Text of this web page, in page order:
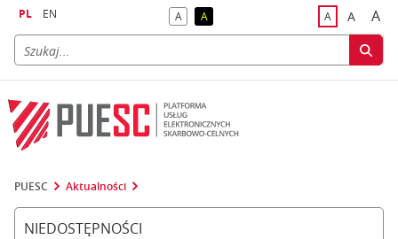
PL EN Akontrast domyślny
Akontrast żółty tekst na czarnym tle
Adomyślna
A A
PUESC Aktualności
NIEDOSTĘPNOŚCI